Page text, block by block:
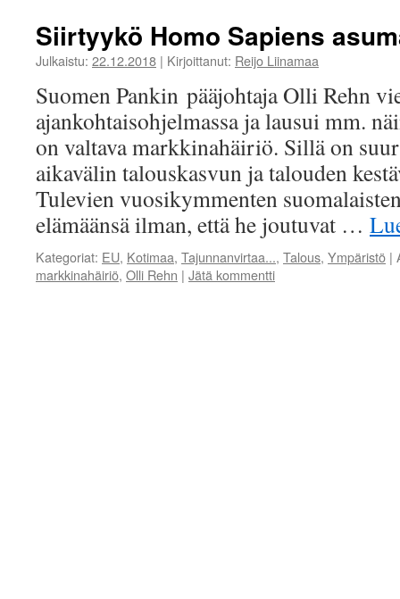
Siirtyykö Homo Sapiens
Julkaistu: 22.12.2018 | Kirjoittanut: Reijo Liinamaa
Suomen Pankin pääjohtaja Olli Rehn
ajankohtaisohjelmassa ja lausui mm.
on valtava markkinahäiriö. Sillä on
aikavälin talouskasvun ja talouden
Tulevien vuosikymmenten
elämäänsä ilman, että he joutuvat …
Kategoriat: EU, Kotimaa, Tajunnanvirtaa..., Talous, Ympäristö |
markkinahäiriö, Olli Rehn | Jätä kommentti